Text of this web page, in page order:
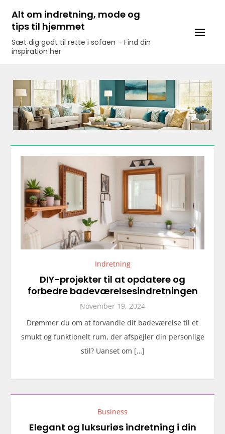
content
Alt om indretning, mode og
tips til hjemmet
Sæt dig godt til rette i sofaen – Find din
inspiration her
Indretning
DIY-projekter til at opdatere og
forbedre badeværelsesindretningen
November 19, 2024
Drømmer du om at forvandle dit badeværelse til et
smukt og funktionelt rum, der afspejler din personlige
stil? Uanset om […]
Business
Elegant og luksuriøs indretning i din